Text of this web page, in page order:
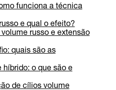
funciona a técnica
e qual o efeito?
russo e extensão
quais são as
o que são e
de cílios volume